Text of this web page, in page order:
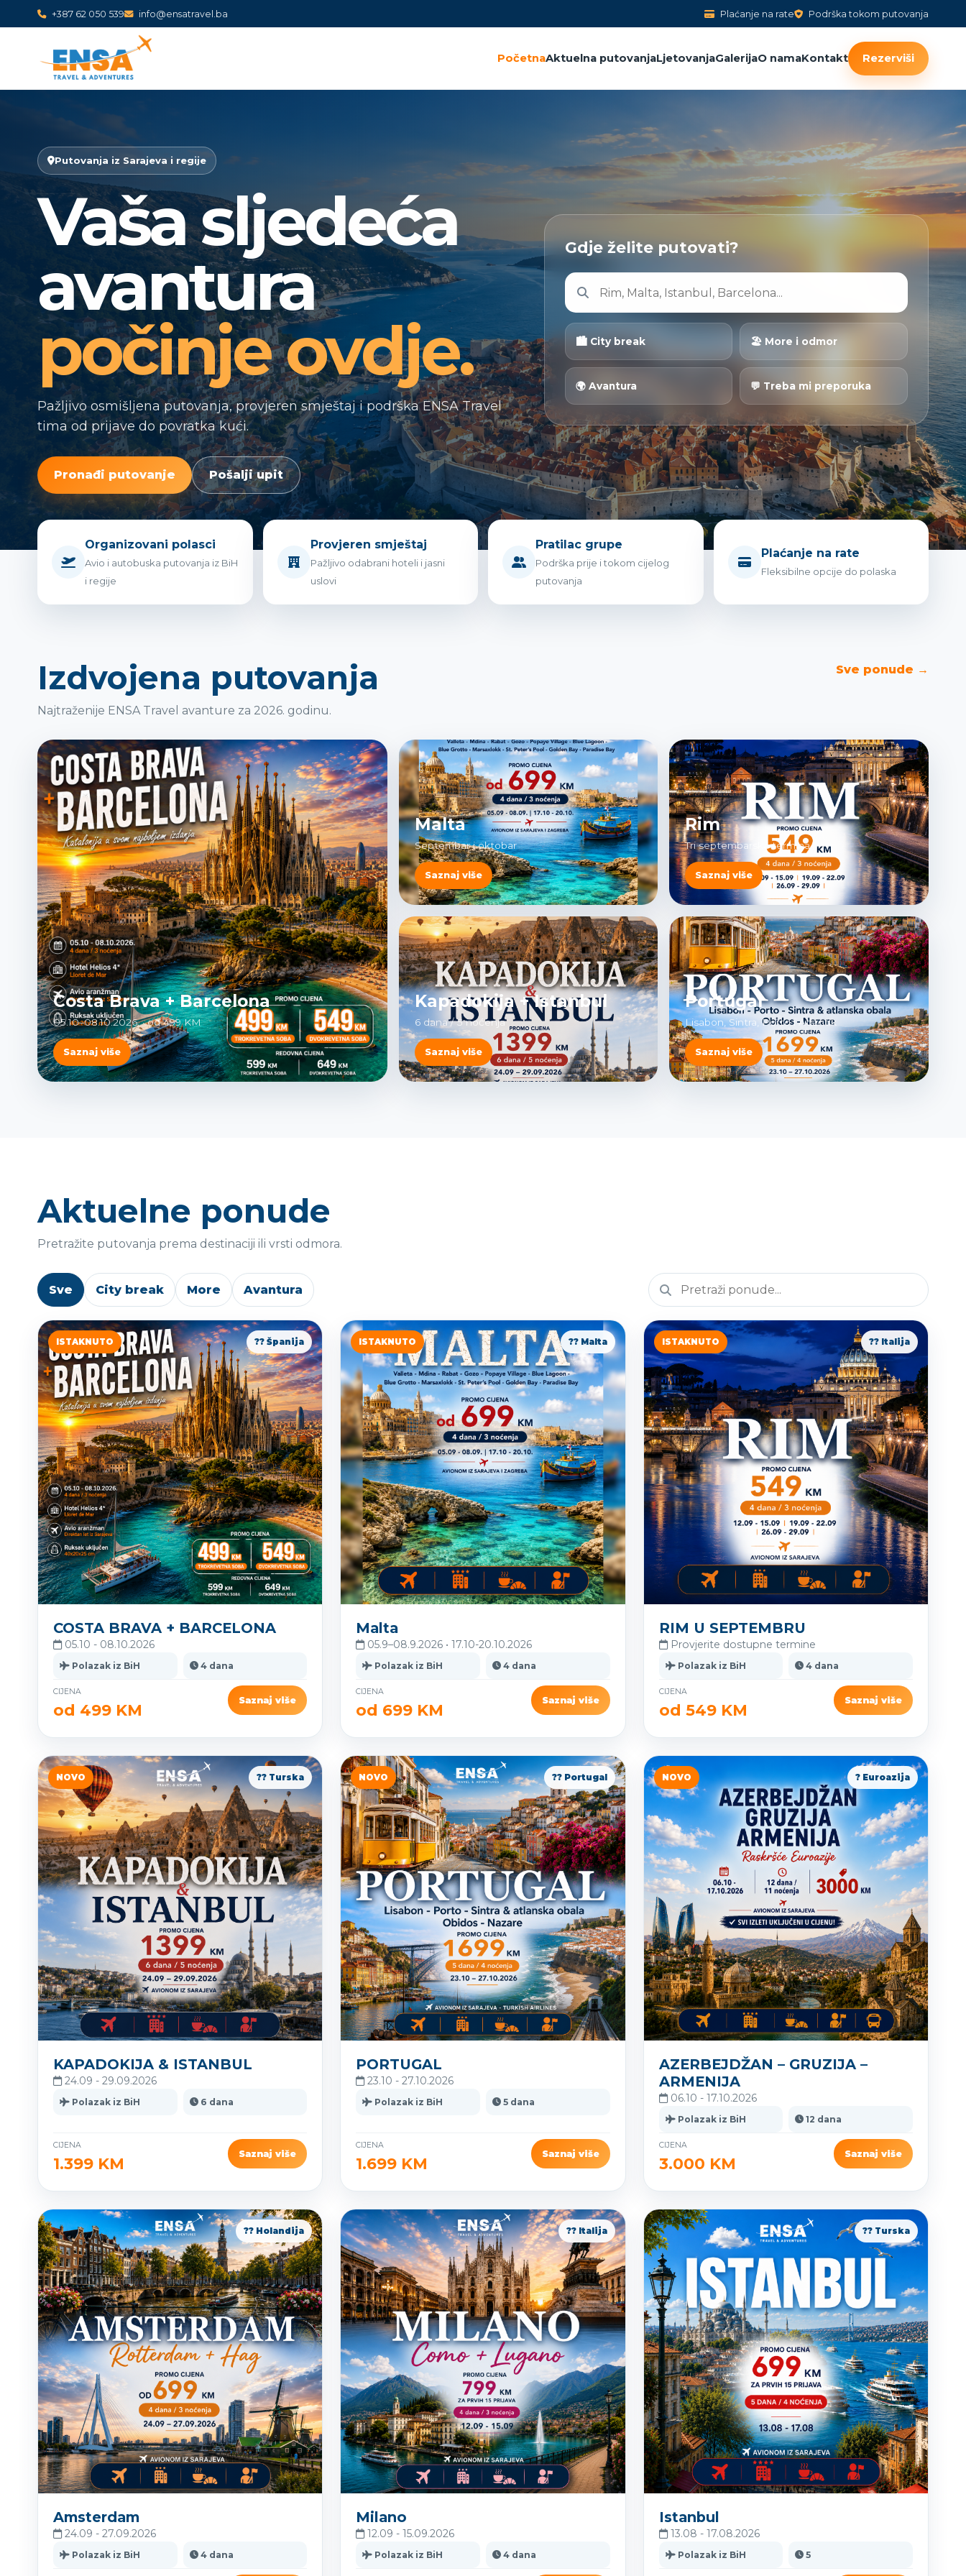
+387 62 050 539 info@ensatravel.ba Plaćanje na rate Podrška tokom putovanja
PočetnaAktuelna putovanjaLjetovanjaGalerijaO namaKontakt Rezerviši
Putovanja iz Sarajeva i regije
Vaša sljedeća
avantura
počinje ovdje.
Pažljivo osmišljena putovanja, provjeren smještaj i podrška ENSA Travel
tima od prijave do povratka kući.
Pronađi putovanje Pošalji upit
Gdje želite putovati?
🏙 City break 🏖 More i odmor
🌍 Avantura 💬 Treba mi preporuka
Organizovani polasci
Avio i autobuska putovanja iz BiH
i regije
Provjeren smještaj
Pažljivo odabrani hoteli i jasni
uslovi
Pratilac grupe
Podrška prije i tokom cijelog
putovanja
Plaćanje na rate
Fleksibilne opcije do polaska
Izdvojena putovanja
Najtraženije ENSA Travel avanture za 2026. godinu.
Sve ponude →
Costa Brava + Barcelona
05.10–08.10.2026. · od 499 KM
Saznaj više
Malta
Septembar i oktobar
Saznaj više
Rim
Tri septembarska termina
Saznaj više
Kapadokija + Istanbul
6 dana / 5 noćenja
Saznaj više
Portugal
Lisabon, Sintra, Porto i Atlantik
Saznaj više
Aktuelne ponude
Pretražite putovanja prema destinaciji ili vrsti odmora.
Sve City break More Avantura
ISTAKNUTO ?? Španija
COSTA BRAVA + BARCELONA
05.10 - 08.10.2026
Polazak iz BiH 4 dana
CIJENA
od 499 KM
Saznaj više
ISTAKNUTO ?? Malta
Malta
05.9–08.9.2026 • 17.10-20.10.2026
Polazak iz BiH 4 dana
CIJENA
od 699 KM
Saznaj više
ISTAKNUTO ?? Italija
RIM U SEPTEMBRU
Provjerite dostupne termine
Polazak iz BiH 4 dana
CIJENA
od 549 KM
Saznaj više
NOVO ?? Turska
KAPADOKIJA & ISTANBUL
24.09 - 29.09.2026
Polazak iz BiH 6 dana
CIJENA
1.399 KM
Saznaj više
NOVO ?? Portugal
PORTUGAL
23.10 - 27.10.2026
Polazak iz BiH 5 dana
CIJENA
1.699 KM
Saznaj više
NOVO ? Euroazija
AZERBEJDŽAN – GRUZIJA –
ARMENIJA
06.10 - 17.10.2026
Polazak iz BiH 12 dana
CIJENA
3.000 KM
Saznaj više
?? Holandija
Amsterdam
24.09 - 27.09.2026
Polazak iz BiH 4 dana
?? Italija
Milano
12.09 - 15.09.2026
Polazak iz BiH 4 dana
?? Turska
Istanbul
13.08 - 17.08.2026
Polazak iz BiH 5